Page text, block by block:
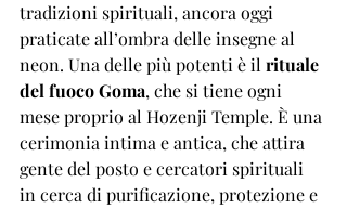
tradizioni spirituali, ancora oggi
praticate all’ombra delle insegne al
neon. Una delle più potenti è il rituale
del fuoco Goma, che si tiene ogni
mese proprio al Hozenji Temple. È una
cerimonia intima e antica, che attira
gente del posto e cercatori spirituali
in cerca di purificazione, protezione e